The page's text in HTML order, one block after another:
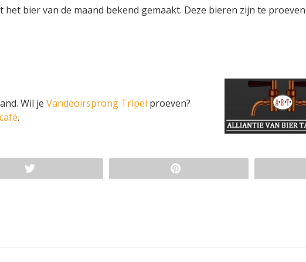
het bier van de maand bekend gemaakt. Deze bieren zijn te
Wil je Vandeoirsprong Tripel proeven?
.